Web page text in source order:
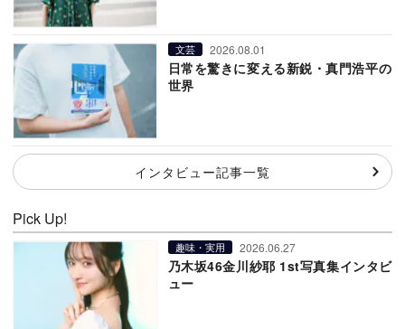
文芸 2026.08.01
日常を驚きに変える新鋭・真門浩平の
世界
インタビュー記事一覧
Pick Up!
趣味・実用 2026.06.27
乃木坂46金川紗耶 1st写真集インタビ
ュー